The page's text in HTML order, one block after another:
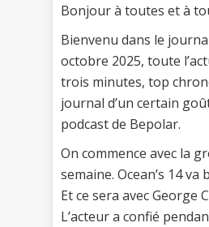
Bonjour à toutes et à
Bienvenu dans le
octobre 2025, toute
trois minutes, top
journal d’un certain
podcast de Bepolar.
On commence avec la
semaine. Ocean’s 14
Et ce sera avec George
L’acteur a confié